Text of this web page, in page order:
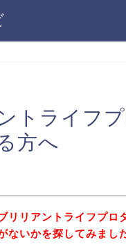
トライフ
方へ
リリアントライフプロ
ないかを探してみまし